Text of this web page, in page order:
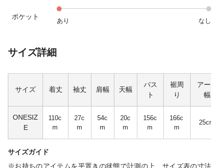
ポケット
あり なし
サイズ詳細
サイズ 着丈 袖丈 肩幅 天幅
バス
ト
裾周
り
アーム
幅
ONESIZ
E
110c
m
27c
m
54c
m
20c
m
156c
m
166c
m
25cm
サイズガイド
※お持ちのアイテムを平置きの状態で計測の上、サイズ表の寸法